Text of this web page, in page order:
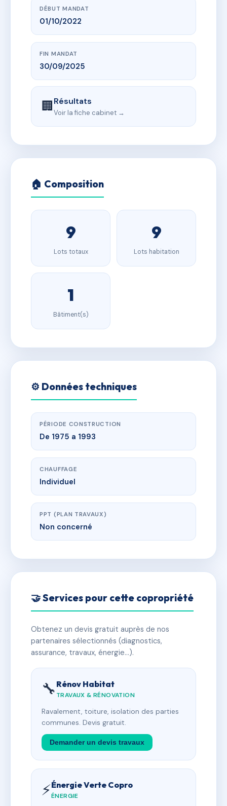
DÉBUT MANDAT
01/10/2022
FIN MANDAT
30/09/2025
🏢Résultats
Voir la fiche cabinet →
🏠 Composition
9
Lots totaux
9
Lots habitation
1
Bâtiment(s)
⚙️ Données techniques
PÉRIODE CONSTRUCTION
De 1975 a 1993
CHAUFFAGE
Individuel
PPT (PLAN TRAVAUX)
Non concerné
🤝 Services pour cette copropriété
Obtenez un devis gratuit auprès de nos
partenaires sélectionnés (diagnostics,
assurance, travaux, énergie…).
🔧 Rénov Habitat
TRAVAUX & RÉNOVATION
Ravalement, toiture, isolation des parties
communes. Devis gratuit.
Demander un devis travaux
⚡Énergie Verte Copro
ÉNERGIE